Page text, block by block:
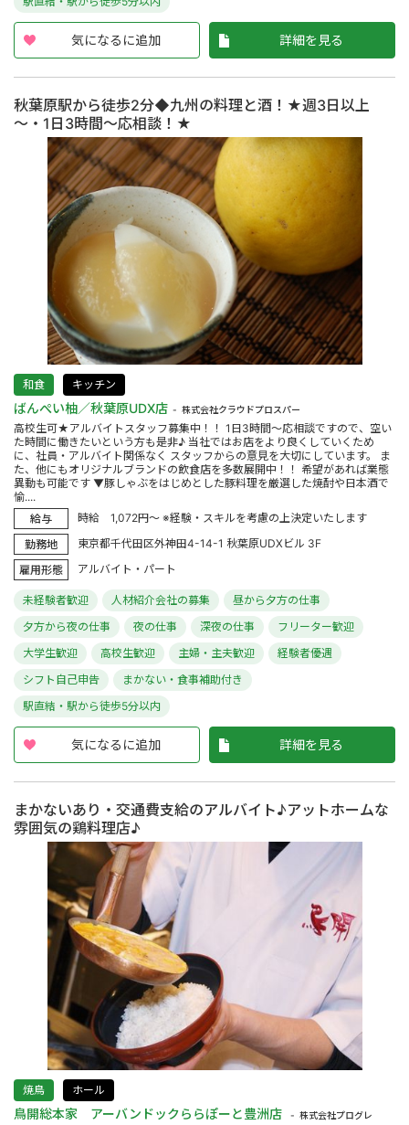
気になるに追加 詳細を見る
秋葉原駅から徒歩2分◆九州の料理と酒！★週3日以上
～・1日3時間～応相談！★
和食 キッチン
ばんぺい柚／秋葉原UDX店 株式会社クラウドプロスパー
高校生可★アルバイトスタッフ募集中！！ 1日3時間～応相談ですので、空い
た時間に働きたいという方も是非♪ 当社ではお店をより良くしていくため
に、社員・アルバイト関係なく スタッフからの意見を大切にしています。 ま
た、他にもオリジナルブランドの飲食店を多数展開中！！ 希望があれば業態
異動も可能です ▼豚しゃぶをはじめとした豚料理を厳選した焼酎や日本酒で
愉....
給与
時給 1,072円～ ※経験・スキルを考慮の上決定いたします
勤務地
東京都千代田区外神田4-14-1 秋葉原UDXビル 3F
雇用形態
アルバイト・パート
未経験者歓迎 人材紹介会社の募集
昼から夕方の仕事
夕方から夜の仕事
夜の仕事 深夜の仕事
フリーター歓迎
大学生歓迎
高校生歓迎 主婦・主夫歓迎
経験者優遇
シフト自己申告
まかない・食事補助付き
駅直結・駅から徒歩5分以内
気になるに追加 詳細を見る
まかないあり・交通費支給のアルバイト♪アットホームな
雰囲気の鶏料理店♪
焼鳥 ホール
鳥開総本家 アーバンドックららぽーと豊洲店 株式会社プログレ